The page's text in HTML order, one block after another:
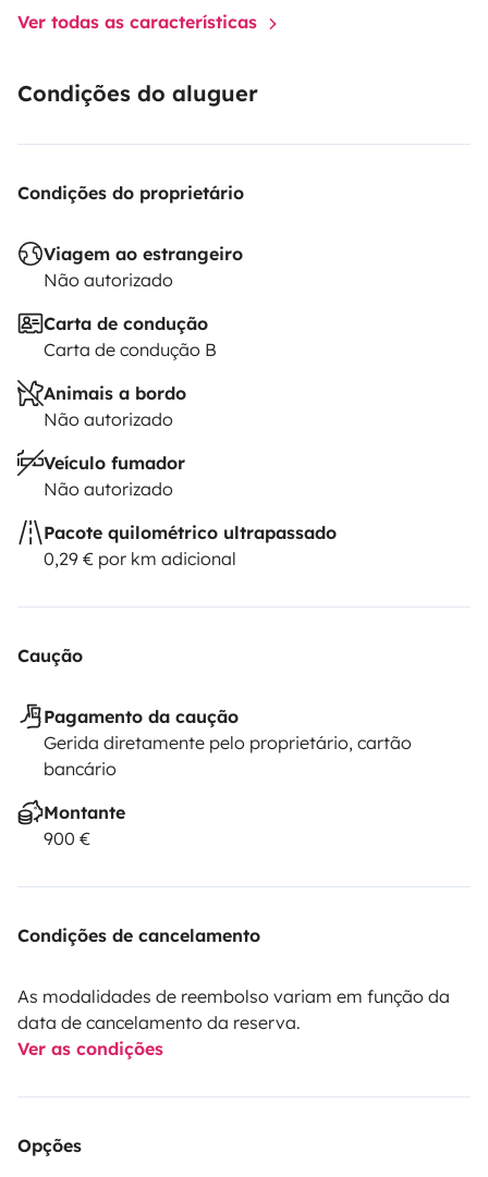
Ver todas as características
Condições do aluguer
Condições do proprietário
Viagem ao estrangeiro
Não autorizado
Carta de condução
Carta de condução B
Animais a bordo
Não autorizado
Veículo fumador
Não autorizado
Pacote quilométrico ultrapassado
0,29 € por km adicional
Caução
Pagamento da caução
Gerida diretamente pelo proprietário, cartão
bancário
Montante
900 €
Condições de cancelamento
As modalidades de reembolso variam em função da
data de cancelamento da reserva.
Ver as condições
Opções